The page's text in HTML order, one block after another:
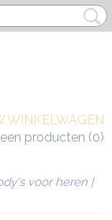
WINKELWAGEN
producten (0)
voor heren |